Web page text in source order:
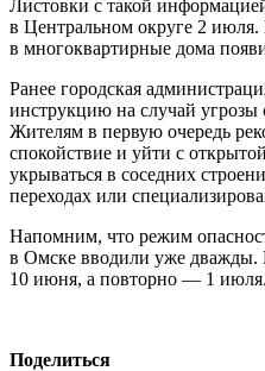
Листовки с такой
в Центральном округе 2 июля.
в многоквартирные дома
Ранее городская
инструкцию на случай угрозы
Жителям в первую очередь
спокойствие и уйти с
укрываться в соседних
переходах или
Напомним, что режим
в Омске вводили уже дважды.
10 июня, а повторно — 1 июля.
Поделиться